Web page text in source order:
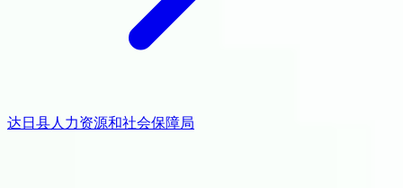
达日县人力资源和社会保障局